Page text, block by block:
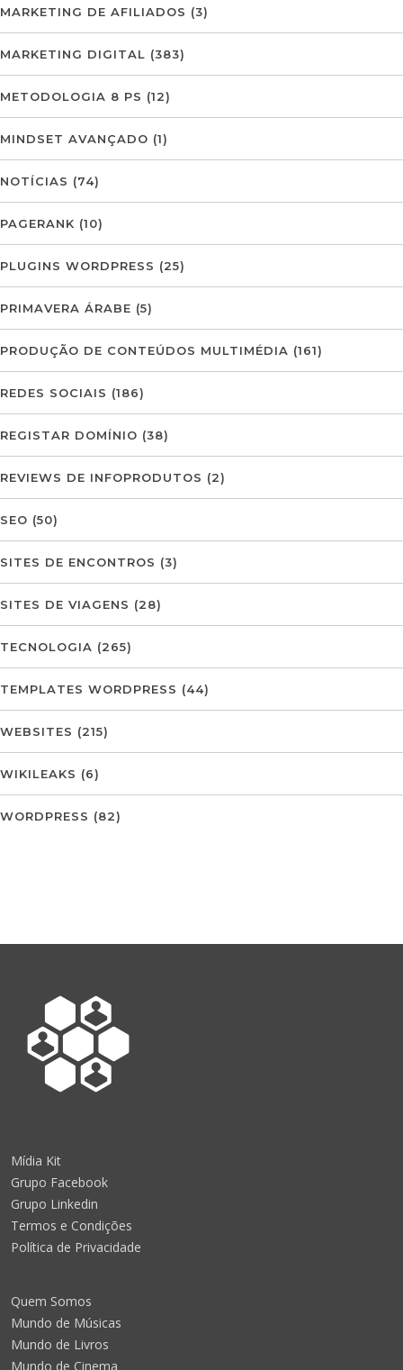
MARKETING DE AFILIADOS (3)
MARKETING DIGITAL (383)
METODOLOGIA 8 PS (12)
MINDSET AVANÇADO (1)
NOTÍCIAS (74)
PAGERANK (10)
PLUGINS WORDPRESS (25)
PRIMAVERA ÁRABE (5)
PRODUÇÃO DE CONTEÚDOS MULTIMÉDIA (161)
REDES SOCIAIS (186)
REGISTAR DOMÍNIO (38)
REVIEWS DE INFOPRODUTOS (2)
SEO (50)
SITES DE ENCONTROS (3)
SITES DE VIAGENS (28)
TECNOLOGIA (265)
TEMPLATES WORDPRESS (44)
WEBSITES (215)
WIKILEAKS (6)
WORDPRESS (82)
Mídia Kit
Grupo Facebook
Grupo Linkedin
Termos e Condições
Política de Privacidade
Quem Somos
Mundo de Músicas
Mundo de Livros
Mundo de Cinema